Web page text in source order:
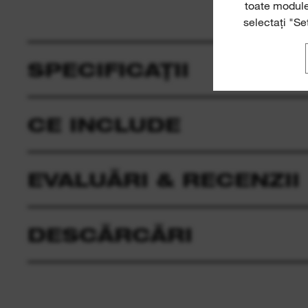
toate
selectați
SPECIFICAȚII
CE INCLUDE
EVALUĂRI & RECENZII
DESCĂRCĂRI